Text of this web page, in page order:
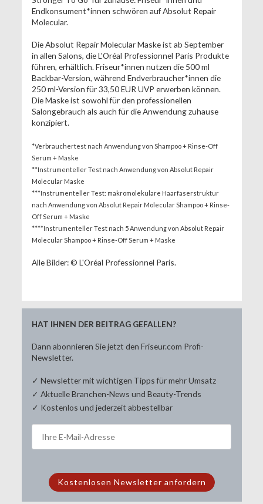
Endkonsument*innen schwören auf Absolut Repair
Molecular.
Die Absolut Repair Molecular Maske ist ab September
in allen Salons, die L'Oréal Professionnel Paris Produkte
führen, erhältlich. Friseur*innen nutzen die 500 ml
Backbar-Version, während Endverbraucher*innen die
250 ml-Version für 33,50 EUR UVP erwerben können.
Die Maske ist sowohl für den professionellen
Salongebrauch als auch für die Anwendung zuhause
konzipiert.
*Verbrauchertest nach Anwendung von Shampoo + Rinse-Off
Serum + Maske
**Instrumenteller Test nach Anwendung von Absolut Repair
Molecular Maske
***Instrumenteller Test: makromolekulare Haarfaserstruktur
nach Anwendung von Absolut Repair Molecular Shampoo + Rinse-
Off Serum + Maske
****Instrumenteller Test nach 5 Anwendung von Absolut Repair
Molecular Shampoo + Rinse-Off Serum + Maske
Alle Bilder: © L'Oréal Professionnel Paris.
HAT IHNEN DER BEITRAG GEFALLEN?
Dann abonnieren Sie jetzt den Friseur.com Profi-
Newsletter.
✓ Newsletter mit wichtigen Tipps für mehr Umsatz
✓ Aktuelle Branchen-News und Beauty-Trends
✓ Kostenlos und jederzeit abbestellbar